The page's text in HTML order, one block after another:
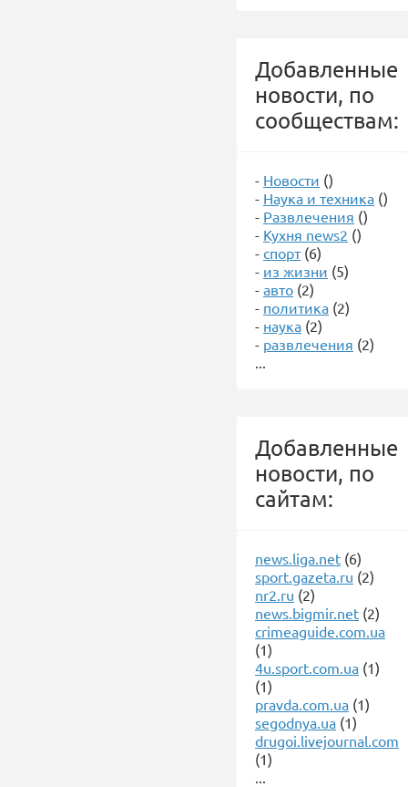
Добавленные
новости, по
сообществам:
- Новости ()
- Наука и техника ()
- Развлечения ()
- Кухня news2 ()
- спорт(6)
- из жизни (5)
- авто (2)
- политика (2)
- наука (2)
- развлечения (2)
...
Добавленные
новости, по
сайтам:
news.liga.net (6)
sport.gazeta.ru (2)
nr2.ru (2)
news.bigmir.net (2)
crimeaguide.com.ua
(1)
4u.sport.com.ua (1)
(1)
pravda.com.ua (1)
segodnya.ua (1)
drugoi.livejournal.com
(1)
...